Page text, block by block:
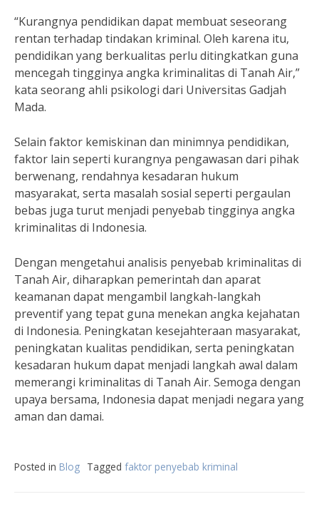
“Kurangnya pendidikan dapat membuat seseorang
rentan terhadap tindakan kriminal. Oleh karena itu,
pendidikan yang berkualitas perlu ditingkatkan guna
mencegah tingginya angka kriminalitas di Tanah Air,”
kata seorang ahli psikologi dari Universitas Gadjah
Mada.
Selain faktor kemiskinan dan minimnya pendidikan,
faktor lain seperti kurangnya pengawasan dari pihak
berwenang, rendahnya kesadaran hukum
masyarakat, serta masalah sosial seperti pergaulan
bebas juga turut menjadi penyebab tingginya angka
kriminalitas di Indonesia.
Dengan mengetahui analisis penyebab kriminalitas di
Tanah Air, diharapkan pemerintah dan aparat
keamanan dapat mengambil langkah-langkah
preventif yang tepat guna menekan angka kejahatan
di Indonesia. Peningkatan kesejahteraan masyarakat,
peningkatan kualitas pendidikan, serta peningkatan
kesadaran hukum dapat menjadi langkah awal dalam
memerangi kriminalitas di Tanah Air. Semoga dengan
upaya bersama, Indonesia dapat menjadi negara yang
aman dan damai.
Posted in Blog Tagged faktor penyebab kriminal